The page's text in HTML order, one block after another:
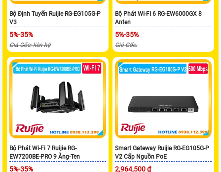
Bộ Định Tuyến Ruijie RG-EG105G-P
V3
5%-35%
Giá Gốc: liên hệ
Bộ Phát WI-FI 6 RG-EW6000GX 8
Anten
5%-35%
Giá Gốc:
Bộ Phát Wi-Fi 7 Ruijie RG-
EW7200BE-PRO 9 Ăng-Ten
5%-35%
Smart Gateway Ruijie RG-EG105G-P
V2 Cấp Nguồn PoE
2,964,500 ₫